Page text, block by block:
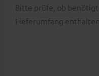
Bitte prüfe, ob
Lieferumfang